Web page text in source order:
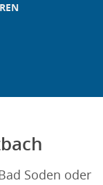
Soden oder